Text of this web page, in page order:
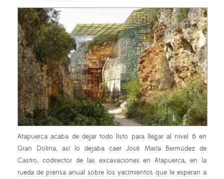
Atapuerca acaba de dejar todo listo para llegar al nivel 6 en
Gran Dolina, así lo dejaba caer José María Bermúdez de
Castro, codirector de las excavaciones en Atapuerca, en la
rueda de prensa anual sobre los yacimientos que le esperan a